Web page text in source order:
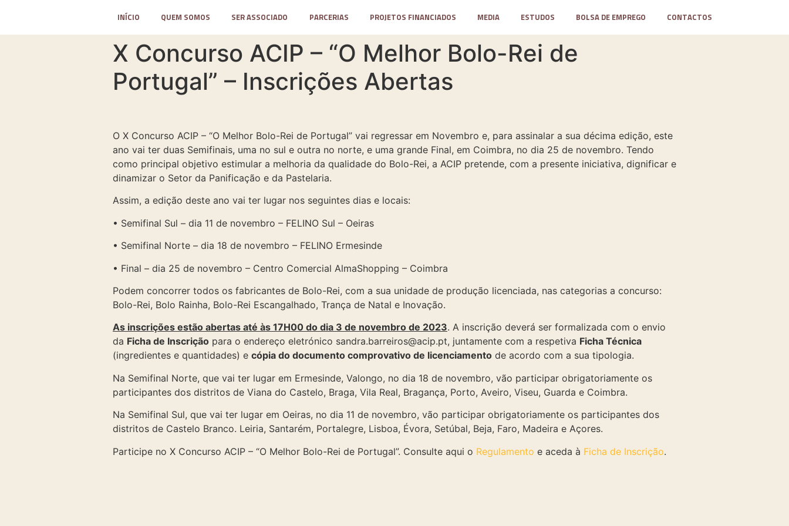
INÍCIO QUEM SOMOS SER ASSOCIADO PARCERIAS PROJETOS FINANCIADOS MEDIA ESTUDOS BOLSA DE EMPREGO CONTACTOS
X Concurso ACIP – “O Melhor Bolo-Rei de
Portugal” – Inscrições Abertas
O X Concurso ACIP – “O Melhor Bolo-Rei de Portugal” vai regressar em Novembro e, para assinalar a sua décima edição, este
ano vai ter duas Semifinais, uma no sul e outra no norte, e uma grande Final, em Coimbra, no dia 25 de novembro. Tendo
como principal objetivo estimular a melhoria da qualidade do Bolo-Rei, a ACIP pretende, com a presente iniciativa, dignificar e
dinamizar o Setor da Panificação e da Pastelaria.
Assim, a edição deste ano vai ter lugar nos seguintes dias e locais:
• Semifinal Sul – dia 11 de novembro – FELINO Sul – Oeiras
• Semifinal Norte – dia 18 de novembro – FELINO Ermesinde
• Final – dia 25 de novembro – Centro Comercial AlmaShopping – Coimbra
Podem concorrer todos os fabricantes de Bolo-Rei, com a sua unidade de produção licenciada, nas categorias a concurso:
Bolo-Rei, Bolo Rainha, Bolo-Rei Escangalhado, Trança de Natal e Inovação.
As inscrições estão abertas até às 17H00 do dia 3 de novembro de 2023. A inscrição deverá ser formalizada com o envio
da Ficha de Inscrição para o endereço eletrónico sandra.barreiros@acip.pt, juntamente com a respetiva Ficha Técnica
(ingredientes e quantidades) e cópia do documento comprovativo de licenciamento de acordo com a sua tipologia.
Na Semifinal Norte, que vai ter lugar em Ermesinde, Valongo, no dia 18 de novembro, vão participar obrigatoriamente os
participantes dos distritos de Viana do Castelo, Braga, Vila Real, Bragança, Porto, Aveiro, Viseu, Guarda e Coimbra.
Na Semifinal Sul, que vai ter lugar em Oeiras, no dia 11 de novembro, vão participar obrigatoriamente os participantes dos
distritos de Castelo Branco. Leiria, Santarém, Portalegre, Lisboa, Évora, Setúbal, Beja, Faro, Madeira e Açores.
Participe no X Concurso ACIP – “O Melhor Bolo-Rei de Portugal”. Consulte aqui o Regulamento e aceda à Ficha de Inscrição.